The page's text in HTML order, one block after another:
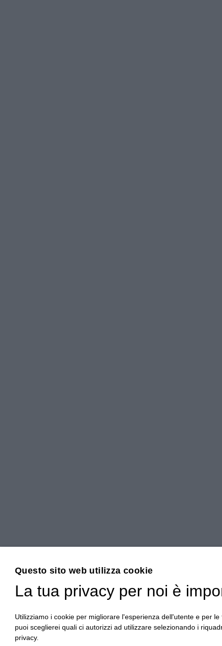
Questo sito web utilizza cookie
La tua privacy per noi è
Utilizziamo i cookie per migliorare l'esperienza dell'utente e per
puoi sceglierei quali ci autorizzi ad utilizzare selezionando i
privacy.